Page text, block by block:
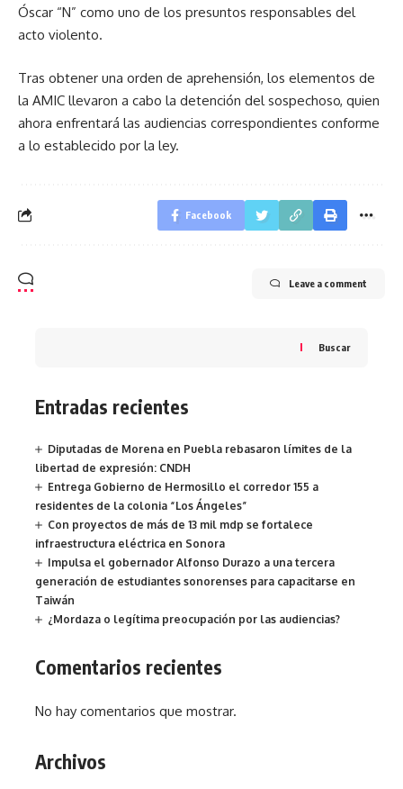
Óscar “N” como uno de los presuntos responsables del
acto violento.
Tras obtener una orden de aprehensión, los elementos de
la AMIC llevaron a cabo la detención del sospechoso, quien
ahora enfrentará las audiencias correspondientes conforme
a lo establecido por la ley.
Facebook
Leave a comment
Buscar
Entradas recientes
Diputadas de Morena en Puebla rebasaron límites de la
libertad de expresión: CNDH
Entrega Gobierno de Hermosillo el corredor 155 a
residentes de la colonia “Los Ángeles”
Con proyectos de más de 13 mil mdp se fortalece
infraestructura eléctrica en Sonora
Impulsa el gobernador Alfonso Durazo a una tercera
generación de estudiantes sonorenses para capacitarse en
Taiwán
¿Mordaza o legítima preocupación por las audiencias?
Comentarios recientes
No hay comentarios que mostrar.
Archivos